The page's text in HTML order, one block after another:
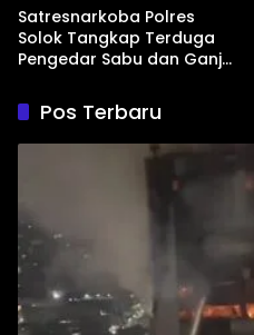
Satresnarkoba Polres
Solok Tangkap Terduga
Pengedar Sabu dan Ganja
Pos Terbaru